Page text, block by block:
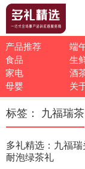
产品推荐 端
食品
生
家电
酒
母婴
关
标签： 九福瑞茶
多礼精选：九福
耐泡绿茶礼